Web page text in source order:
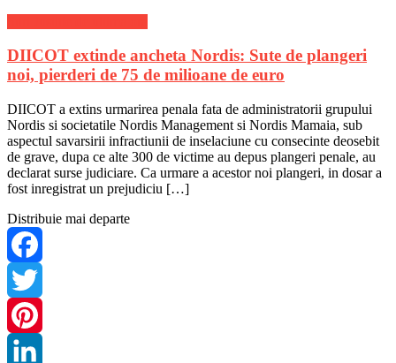
DIICOT extinde ancheta Nordis: Sute de plangeri
noi, pierderi de 75 de milioane de euro
DIICOT a extins urmarirea penala fata de administratorii grupului
Nordis si societatile Nordis Management si Nordis Mamaia, sub
aspectul savarsirii infractiunii de inselaciune cu consecinte deosebit
de grave, dupa ce alte 300 de victime au depus plangeri penale, au
declarat surse judiciare. Ca urmare a acestor noi plangeri, in dosar a
fost inregistrat un prejudiciu […]
Distribuie mai departe
Facebook
Twitter
Pinterest